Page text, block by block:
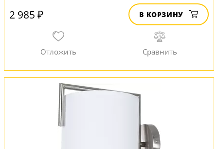
2 985 ₽ В КОРЗИНУ